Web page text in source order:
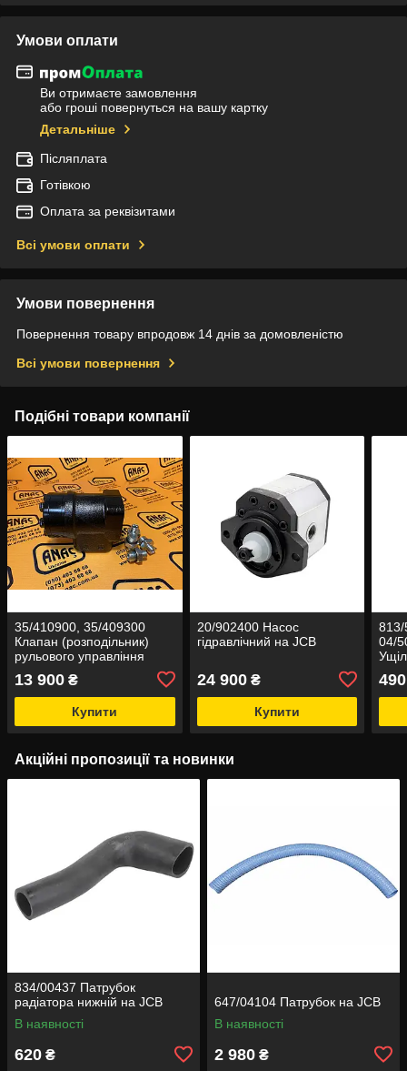
Умови оплати
Ви отримаєте замовлення
або гроші повернуться на вашу картку
Детальніше
Післяплата
Готівкою
Оплата за реквізитами
Всі умови оплати
Умови повернення
Повернення товару впродовж 14 днів за домовленістю
Всі умови повернення
Подібні товари компанії
35/410900, 35/409300
Клапан (розподільник)
рульового управління
3CX, 4CX
13 900 ₴
Купити
20/902400 Насос
гідравлічний на JCB
24 900₴
Купити
04/
490
Акційні пропозиції та новинки
834/00437 Патрубок
радіатора нижній на JCB
В наявності
620 ₴
647/04104 Патрубок на JCB
В наявності
2 980 ₴